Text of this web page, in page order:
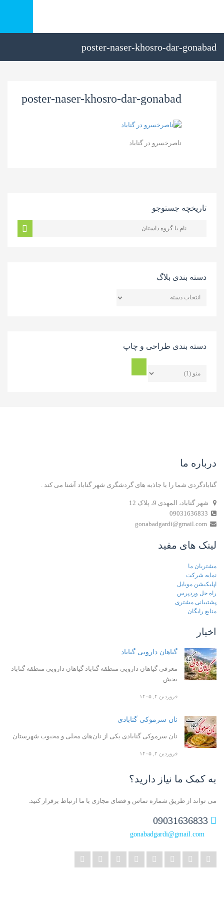
poster-naser-khosro-dar-gonabad
poster-naser-khosro-dar-gonabad
ناصرخسرو در گناباد
تاریخچه جستوجو
دسته بندی بلاگ
دسته بندی طراحی و چاپ
درباره ما
گنابادگردی شما را با جاذبه های گردشگری شهر گناباد آشنا می کند .
شهر گناباد، المهدی 9، پلاک 12
لینک های مفید
مشتریان ما
نمایه شرکت
اپلیکیشن موبایل
راه حل وردپرس
پشتیبانی مشتری
منابع رایگان
اخبار
گیاهان دارویی گناباد
معرفی گیاهان دارویی منطقه گناباد گیاهان دارویی منطقه گناباد
بخش
فروردین ۴, ۱۴۰۵
نان سرموکی گنابادی
نان سرموکی گنابادی یکی از نان‌های محلی و محبوب شهرستان
فروردین ۲, ۱۴۰۵
به کمک ما نیاز دارید؟
می تواند از طریق شماره تماس و فضای مجازی با ما ارتباط برقرار کنید.
gonabadgardi@gmail.com